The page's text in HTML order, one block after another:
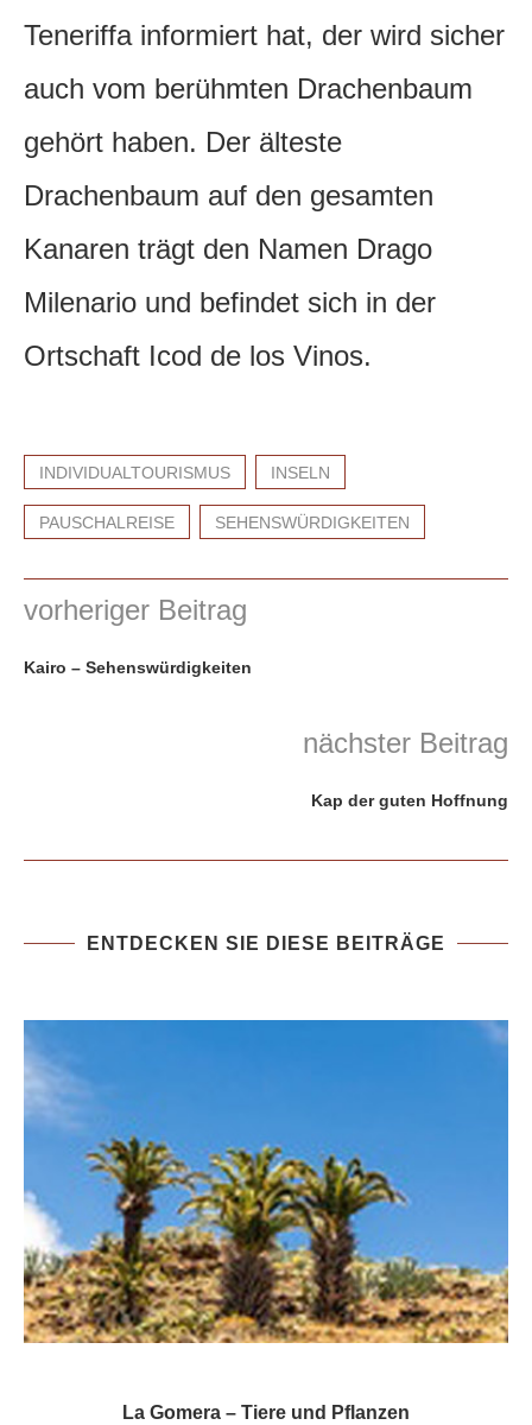
Teneriffa informiert hat, der wird sicher
auch vom berühmten Drachenbaum
gehört haben. Der älteste
Drachenbaum auf den gesamten
Kanaren trägt den Namen Drago
Milenario und befindet sich in der
Ortschaft Icod de los Vinos.
INDIVIDUALTOURISMUS INSELN
PAUSCHALREISE SEHENSWÜRDIGKEITEN
vorheriger Beitrag
Kairo – Sehenswürdigkeiten
nächster Beitrag
Kap der guten Hoffnung
ENTDECKEN SIE DIESE BEITRÄGE
La Gomera – Tiere und Pflanzen